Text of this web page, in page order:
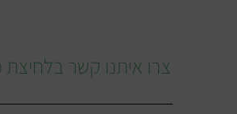
צרו איתנו קשר בלחיצת